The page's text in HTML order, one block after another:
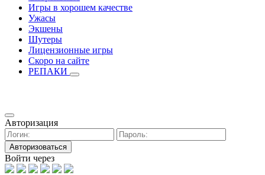
Игры в хорошем качестве
Ужасы
Экшены
Шутеры
Лицензионные игры
Скоро на сайте
РЕПАКИ
Авторизация
Авторизоваться
Войти через